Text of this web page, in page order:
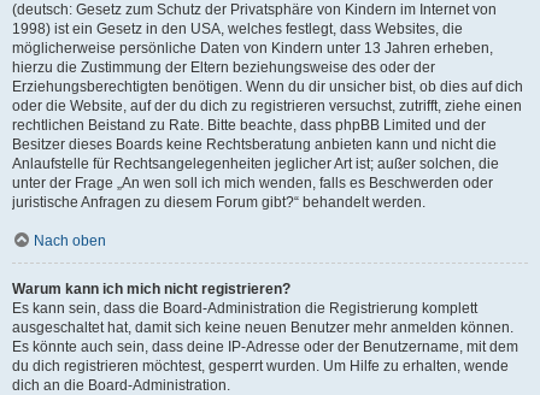
(deutsch: Gesetz zum Schutz der Privatsphäre von Kindern im Internet von
1998) ist ein Gesetz in den USA, welches festlegt, dass Websites, die
möglicherweise persönliche Daten von Kindern unter 13 Jahren erheben,
hierzu die Zustimmung der Eltern beziehungsweise des oder der
Erziehungsberechtigten benötigen. Wenn du dir unsicher bist, ob dies auf dich
oder die Website, auf der du dich zu registrieren versuchst, zutrifft, ziehe einen
rechtlichen Beistand zu Rate. Bitte beachte, dass phpBB Limited und der
Besitzer dieses Boards keine Rechtsberatung anbieten kann und nicht die
Anlaufstelle für Rechtsangelegenheiten jeglicher Art ist; außer solchen, die
unter der Frage „An wen soll ich mich wenden, falls es Beschwerden oder
juristische Anfragen zu diesem Forum gibt?“ behandelt werden.
Nach oben
Warum kann ich mich nicht registrieren?
Es kann sein, dass die Board-Administration die Registrierung komplett
ausgeschaltet hat, damit sich keine neuen Benutzer mehr anmelden können.
Es könnte auch sein, dass deine IP-Adresse oder der Benutzername, mit dem
du dich registrieren möchtest, gesperrt wurden. Um Hilfe zu erhalten, wende
dich an die Board-Administration.